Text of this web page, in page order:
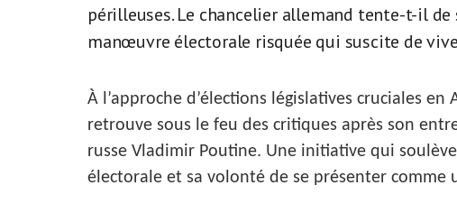
périlleuses. Le chancelier allemand tente-t-il de
manœuvre électorale risquée qui suscite de
À l’approche d’élections législatives cruciales
retrouve sous le feu des critiques après son
russe Vladimir Poutine. Une initiative qui
électorale et sa volonté de se présenter comme